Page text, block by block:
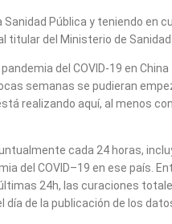
Pública y teniendo
del Ministerio de
del COVID-19 en
semanas se pudieran
realizando aquí, al menos
cada 24 horas,
del COVID–19 en ese
24h, las curaciones
de la publicación de los